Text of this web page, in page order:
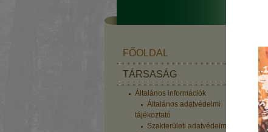
FŐOLDAL
TÁRSASÁG
Általános információk
Általános adatvédelmi
tájékoztató
Szakterületi adatvédelmi